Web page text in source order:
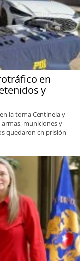
en
y
la toma Centinela y
municiones y
quedaron en prisión